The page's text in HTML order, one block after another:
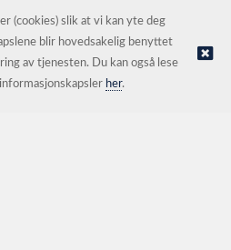
AS |Nettbutikk levert av Kréatif
(cookies) slik at vi kan yte deg
blir hovedsakelig benyttet
av tjenesten. Du kan også lese
her.